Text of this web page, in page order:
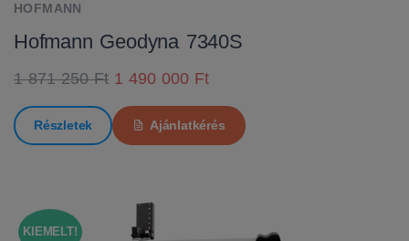
HOFMANN
Hofmann Geodyna 7340S
1 871 250 Ft 1 490 000 Ft
Részletek Ajánlatkérés
KIEMELT!